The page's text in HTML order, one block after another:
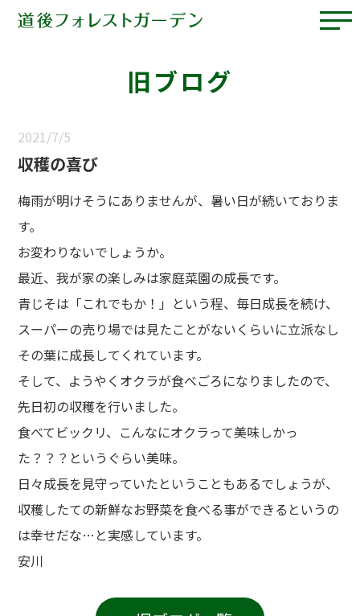
旧ブログ
2021/7/5
収穫の喜び
梅雨が明けそうにありませんが、暑い日が続いておりま
す。
お変わりないでしょうか。
最近、我が家の楽しみは家庭菜園の成長です。
青じそは「これでもか！」という程、毎日成長を続け、
スーパーの売り場では見たことがないくらいに立派なし
その葉に成長してくれています。
そして、ようやくオクラが食べごろになりましたので、
先日初の収穫を行いました。
食べてビックリ、こんなにオクラって美味しかっ
た？？？というぐらい美味。
日々成長を見守っていたということもあるでしょうが、
収穫したての新鮮なお野菜を食べる事ができるというの
は幸せだな…と実感しています。
安川